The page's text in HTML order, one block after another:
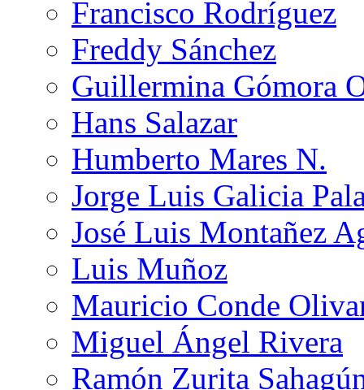
Francisco Rodríguez
Freddy Sánchez
Guillermina Gómora
Hans Salazar
Humberto Mares N.
Jorge Luis Galicia
José Luis Montañez
Luis Muñoz
Mauricio Conde
Miguel Ángel Rivera
Ramón Zurita